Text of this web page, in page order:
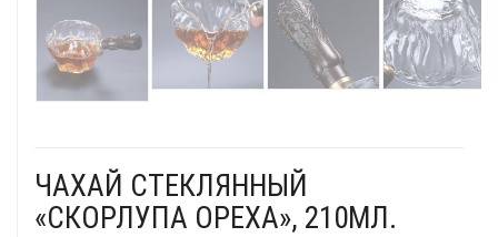
жёлтые белые
ЧАХАЙ СТЕКЛЯННЫЙ
«СКОРЛУПА ОРЕХА», 210МЛ.